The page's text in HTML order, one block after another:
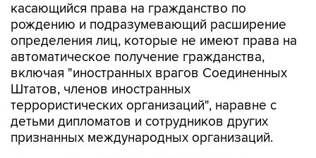
касающийся права на гражданство по
рождению и подразумевающий расширение
определения лиц, которые не имеют права на
автоматическое получение гражданства,
включая "иностранных врагов Соединенных
Штатов, членов иностранных
террористических организаций", наравне с
детьми дипломатов и сотрудников других
признанных международных организаций.